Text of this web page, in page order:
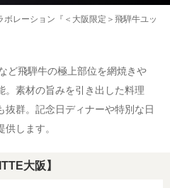
レーション『＜大阪限定＞飛騨牛ユッ
ど飛騨牛の極上部位を網焼きや
。素材の旨みを引き出した料理
抜群。記念日ディナーや特別な日
します。
大阪】